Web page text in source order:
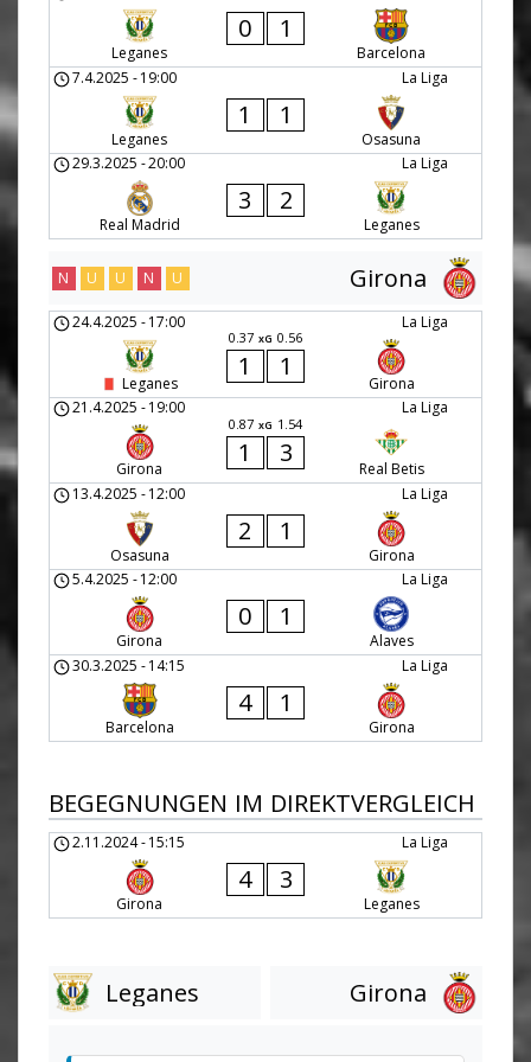
Leganes
0 1
Barcelona
La Liga
7.4.2025 -19:00
Leganes
1 1
Osasuna
La Liga
29.3.2025 -20:00
Real Madrid
3 2
Leganes
Girona
N U U N U
La Liga
24.4.2025 -17:00
Leganes
0.37 xG 0.56
1 1
Girona
La Liga
21.4.2025 -19:00
Girona
0.87 xG 1.54
1 3
Real Betis
La Liga
13.4.2025 -12:00
Osasuna
2 1
Girona
La Liga
5.4.2025 -12:00
Girona
0 1
Alaves
La Liga
30.3.2025 -14:15
Barcelona
4 1
Girona
BEGEGNUNGEN IM DIREKTVERGLEICH
La Liga
2.11.2024-15:15
Girona
4 3
Leganes
Leganes Girona